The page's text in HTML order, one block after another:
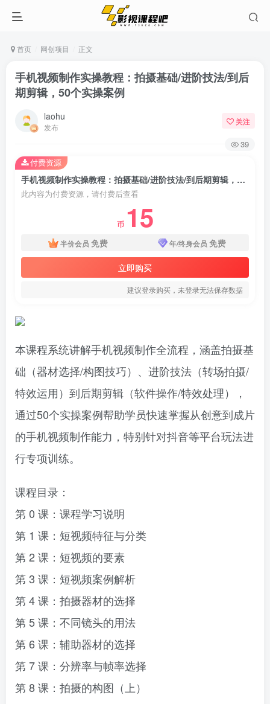
首页 网创项目 正文
手机视频制作实操教程：拍摄基础/进阶技法/到后
期剪辑，50个实操案例
laohu
发布
关注
39
手机视频制作实操教程：拍摄基础/进阶技法/到后期剪辑，50个实操案例
此内容为付费资源，请付费后查看
币 15
半价会员 免费 年/终身会员 免费
立即购买
建议登录购买，未登录无法保存数据
付费资源
本课程系统讲解手机视频制作全流程，涵盖拍摄基
础（器材选择/构图技巧）、进阶技法（转场拍摄/
特效运用）到后期剪辑（软件操作/特效处理），
通过50个实操案例帮助学员快速掌握从创意到成片
的手机视频制作能力，特别针对抖音等平台玩法进
行专项训练。
课程目录：
第 0 课：课程学习说明
第 1 课：短视频特征与分类
第 2 课：短视频的要素
第 3 课：短视频案例解析
第 4 课：拍摄器材的选择
第 5 课：不同镜头的用法
第 6 课：辅助器材的选择
第 7 课：分辨率与帧率选择
第 8 课：拍摄的构图（上）